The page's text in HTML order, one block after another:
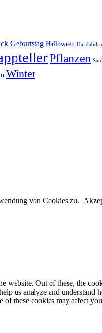
Geburtstag Halloween
Pflanzen
Winter
von Cookies zu.
Out of these, the
us analyze and
of these cookies may affect